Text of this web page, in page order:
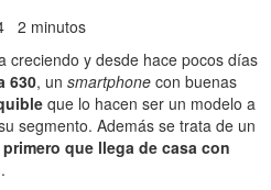
2 minutos
creciendo y desde hace pocos días
630, un smartphone con buenas
que lo hacen ser un modelo a
segmento. Además se trata de un
que llega de casa con
.